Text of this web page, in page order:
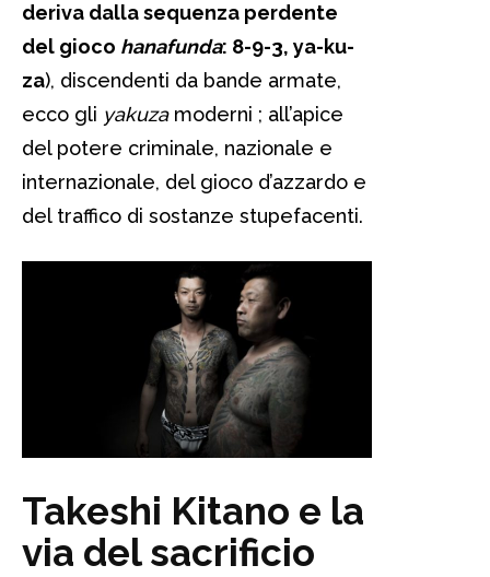
deriva dalla sequenza perdente
del gioco hanafunda: 8-9-3, ya-ku-
za), discendenti da bande armate,
ecco gli yakuza moderni ; all’apice
del potere criminale, nazionale e
internazionale, del gioco d’azzardo e
del traffico di sostanze stupefacenti.
Takeshi Kitano e la
via del sacrificio